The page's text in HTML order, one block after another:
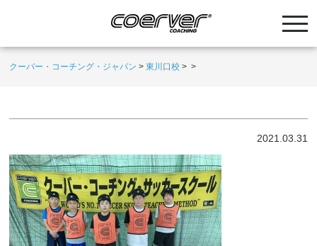
クーバー・コーチング・ジャパン >東川口校 > >
2021.03.31